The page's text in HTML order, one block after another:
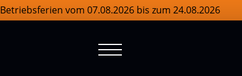
Betriebsferien vom 07.08.2026 bis zum 24.08.2026